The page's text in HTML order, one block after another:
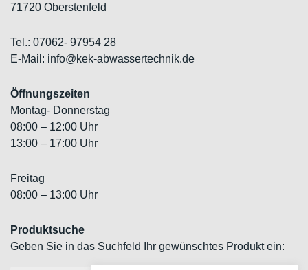
71720 Oberstenfeld
Tel.: 07062- 97954 28
E-Mail: info@kek-abwassertechnik.de
Öffnungszeiten
Montag- Donnerstag
08:00 – 12:00 Uhr
13:00 – 17:00 Uhr
Freitag
08:00 – 13:00 Uhr
Produktsuche
Geben Sie in das Suchfeld Ihr gewünschtes Produkt ein: